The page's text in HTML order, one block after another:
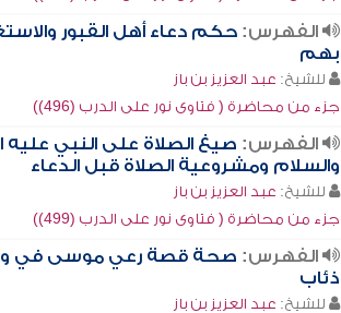
الفهرس: حكم دعاء أهل القبور
بهم
للشيخ: عبد العزيز بن باز
جزء من محاضرة ( فتاوى نور على الدرب (496))
الفهرس: صيغ الصلاة على النبي عليه
والسلام ومشروعية الصلاة قبل الدعاء
للشيخ: عبد العزيز بن باز
جزء من محاضرة ( فتاوى نور على الدرب (499))
الفهرس: صحة قصة رعي موسى في
ذئاب
للشيخ: عبد العزيز بن باز